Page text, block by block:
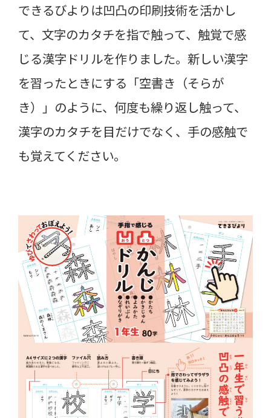
できるびよりは凹凸の印刷技術を活かし
て、文字のカタチを指で触って、触覚で感
じる漢字ドリルを作りました。新しい漢字
を習ったときにする「空書き（そらが
き）」のように、何度も繰り返し触って、
漢字のカタチを目だけでなく、手の感触で
も覚えてください。